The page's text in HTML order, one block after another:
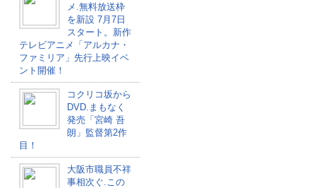
メ.無料放送枠
を新設 7月7日
スタート。新作
テレビアニメ「アルカナ・
ファミリア」先行上映イベ
ント開催！
コクリコ坂から
DVD.まもなく
発売「宮崎 吾
朗」監督第2作
目！
大阪市職員不祥
事相次ぐ.この